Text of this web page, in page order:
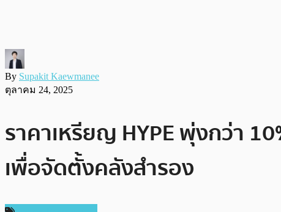
By Supakit Kaewmanee
ตุลาคม 24, 2025
ราคาเหรียญ HYPE พุ่งกว่า
เพื่อจัดตั้งคลังสำรอง